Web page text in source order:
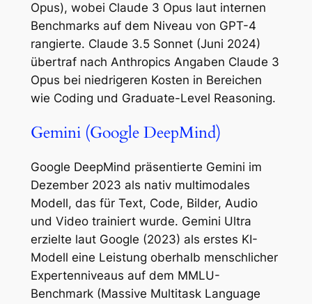
Opus), wobei Claude 3 Opus laut internen
Benchmarks auf dem Niveau von GPT-4
rangierte. Claude 3.5 Sonnet (Juni 2024)
übertraf nach Anthropics Angaben Claude 3
Opus bei niedrigeren Kosten in Bereichen
wie Coding und Graduate-Level Reasoning.
Gemini (Google DeepMind)
Google DeepMind präsentierte Gemini im
Dezember 2023 als nativ multimodales
Modell, das für Text, Code, Bilder, Audio
und Video trainiert wurde. Gemini Ultra
erzielte laut Google (2023) als erstes KI-
Modell eine Leistung oberhalb menschlicher
Expertenniveaus auf dem MMLU-
Benchmark (Massive Multitask Language